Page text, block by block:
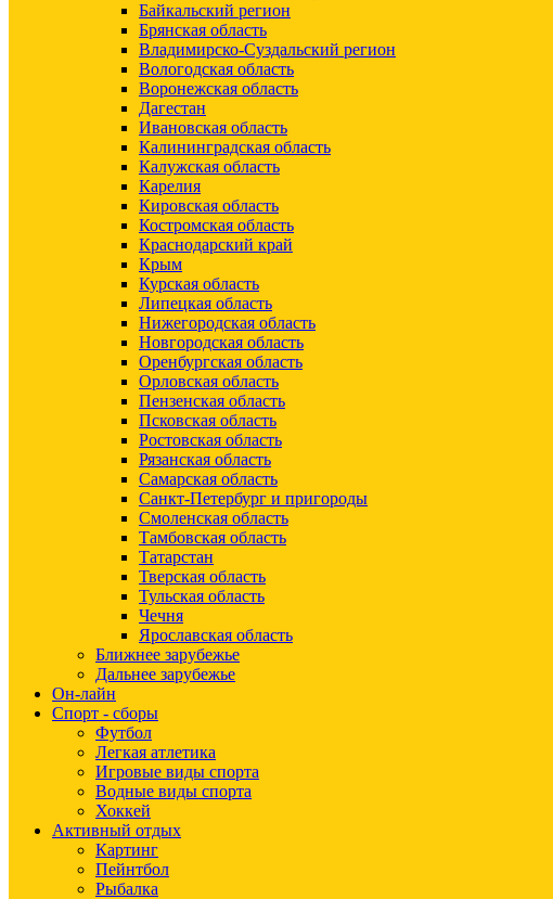
Байкальский регион
Брянская область
Владимирско-Суздальский регион
Вологодская область
Воронежская область
Дагестан
Ивановская область
Калининградская область
Калужская область
Карелия
Кировская область
Костромская область
Краснодарский край
Крым
Курская область
Липецкая область
Нижегородская область
Новгородская область
Оренбургская область
Орловская область
Пензенская область
Псковская область
Ростовская область
Рязанская область
Самарская область
Санкт-Петербург и пригороды
Смоленская область
Тамбовская область
Татарстан
Тверская область
Тульская область
Чечня
Ярославская область
Ближнее зарубежье
Дальнее зарубежье
Он-лайн
Спорт - сборы
Футбол
Легкая атлетика
Игровые виды спорта
Водные виды спорта
Хоккей
Активный отдых
Картинг
Пейнтбол
Рыбалка